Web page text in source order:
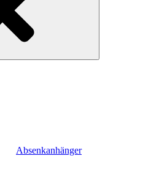
Absenkanhänger